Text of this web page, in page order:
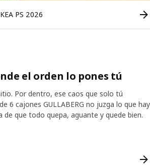
PS 2026
el orden lo pones tú
Por dentro, ese caos que solo tú
6 cajones GULLABERG no juzga lo que hay
de que todo quepa, aguante y quede bien.